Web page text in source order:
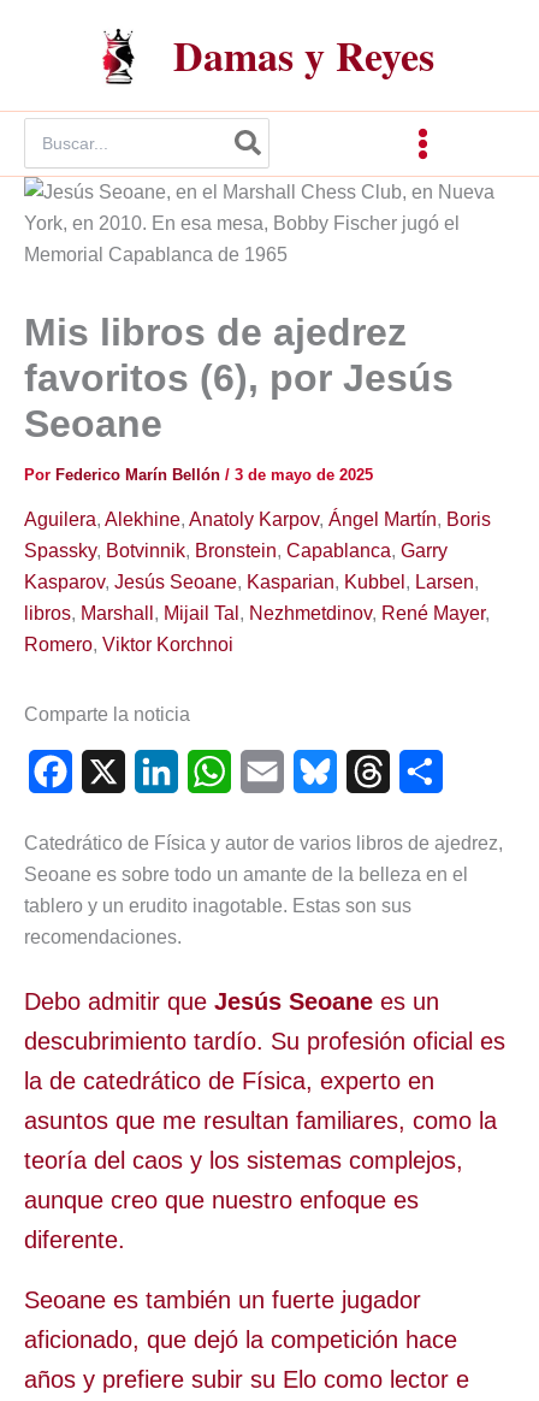
Damas y Reyes
por:
Mis libros de ajedrez
favoritos (6), por Jesús
Seoane
Por Federico Marín Bellón / 3 de mayo de 2025
Aguilera, Alekhine, Anatoly Karpov, Ángel Martín, Boris
Spassky, Botvinnik, Bronstein, Capablanca, Garry
Kasparov, Jesús Seoane, Kasparian, Kubbel , Larsen,
libros, Marshall , Mijail Tal , Nezhmetdinov, René Mayer,
Romero, Viktor Korchnoi
Comparte la noticia
e
b
k
k
e
n
W
t
p
p
e
y
e
m
r
Catedrático de Física y autor de varios libros de ajedrez,
Seoane es sobre todo un amante de la belleza en el
tablero y un erudito inagotable. Estas son sus
recomendaciones.
Debo admitir que Jesús Seoane es un
descubrimiento tardío. Su profesión oficial es
la de catedrático de Física, experto en
asuntos que me resultan familiares, como la
teoría del caos y los sistemas complejos,
aunque creo que nuestro enfoque es
diferente.
Seoane es también un fuerte jugador
aficionado, que dejó la competición hace
años y prefiere subir su Elo como lector e